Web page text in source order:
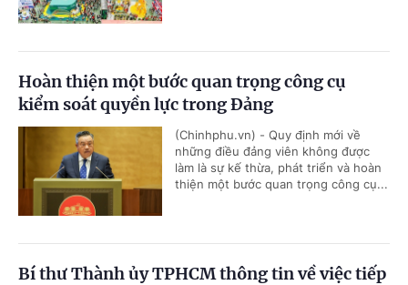
Hoàn thiện một bước quan trọng công cụ
kiểm soát quyền lực trong Đảng
(Chinhphu.vn) - Quy định mới về
những điều đảng viên không được
làm là sự kế thừa, phát triển và hoàn
thiện một bước quan trọng công cụ...
Bí thư Thành ủy TPHCM thông tin về việc tiếp